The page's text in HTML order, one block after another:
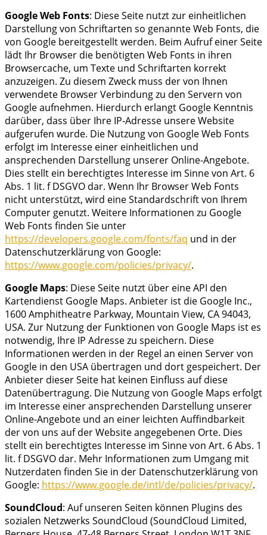
Google Web Fonts: Diese Seite nutzt zur einheitlichen
Darstellung von Schriftarten so genannte Web Fonts, die
von Google bereitgestellt werden. Beim Aufruf einer Seite
lädt Ihr Browser die benötigten Web Fonts in ihren
Browsercache, um Texte und Schriftarten korrekt
anzuzeigen. Zu diesem Zweck muss der von Ihnen
verwendete Browser Verbindung zu den Servern von
Google aufnehmen. Hierdurch erlangt Google Kenntnis
darüber, dass über Ihre IP-Adresse unsere Website
aufgerufen wurde. Die Nutzung von Google Web Fonts
erfolgt im Interesse einer einheitlichen und
ansprechenden Darstellung unserer Online-Angebote.
Dies stellt ein berechtigtes Interesse im Sinne von Art. 6
Abs. 1 lit. f DSGVO dar. Wenn Ihr Browser Web Fonts
nicht unterstützt, wird eine Standardschrift von Ihrem
Computer genutzt. Weitere Informationen zu Google
Web Fonts finden Sie unter
https://developers.google.com/fonts/faq und in der
Datenschutzerklärung von Google:
https://www.google.com/policies/privacy/.
Google Maps: Diese Seite nutzt über eine API den
Kartendienst Google Maps. Anbieter ist die Google Inc.,
1600 Amphitheatre Parkway, Mountain View, CA 94043,
USA. Zur Nutzung der Funktionen von Google Maps ist es
notwendig, Ihre IP Adresse zu speichern. Diese
Informationen werden in der Regel an einen Server von
Google in den USA übertragen und dort gespeichert. Der
Anbieter dieser Seite hat keinen Einfluss auf diese
Datenübertragung. Die Nutzung von Google Maps erfolgt
im Interesse einer ansprechenden Darstellung unserer
Online-Angebote und an einer leichten Auffindbarkeit
der von uns auf der Website angegebenen Orte. Dies
stellt ein berechtigtes Interesse im Sinne von Art. 6 Abs. 1
lit. f DSGVO dar. Mehr Informationen zum Umgang mit
Nutzerdaten finden Sie in der Datenschutzerklärung von
Google: https://www.google.de/intl/de/policies/privacy/.
SoundCloud: Auf unseren Seiten können Plugins des
sozialen Netzwerks SoundCloud (SoundCloud Limited,